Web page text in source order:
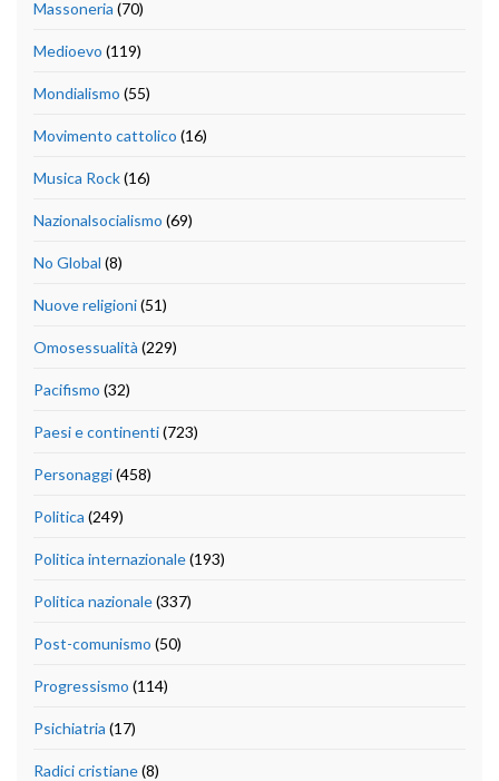
Massoneria (70)
Medioevo (119)
Mondialismo (55)
Movimento cattolico (16)
Musica Rock(16)
Nazionalsocialismo (69)
No Global (8)
Nuove religioni(51)
Omosessualità (229)
Pacifismo (32)
Paesi e continenti(723)
Personaggi(458)
Politica (249)
Politica internazionale(193)
Politica nazionale(337)
Post-comunismo (50)
Progressismo (114)
Psichiatria (17)
Radici cristiane(8)